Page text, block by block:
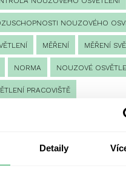
Detaily
NOUZOVÉHO
MĚŘENÍ MĚŘENÍ
NORMA NOUZOVÉ
PRACOVIŠTĚ
PRO CHODCE